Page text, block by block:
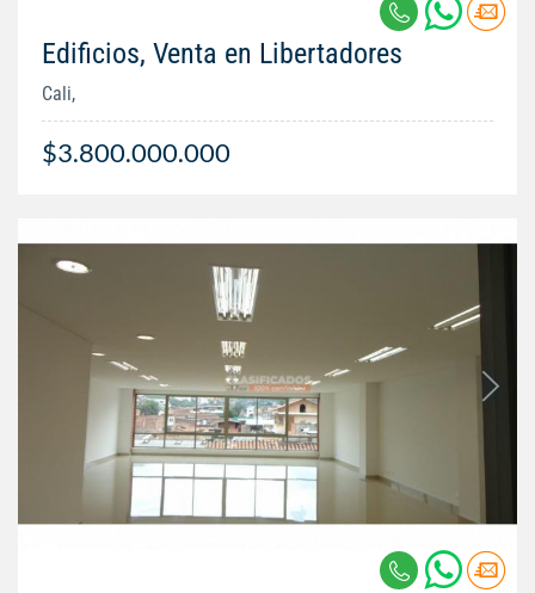
Edificios, Venta en Libertadores
Cali,
$3.800.000.000